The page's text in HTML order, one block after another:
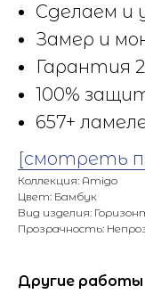
Сделаем и
Замер и
Гарантия
100%
657+
[смотреть
Коллекция: Amigo
Цвет: Бамбук
Вид изделия:
Прозрачность:
Другие работы